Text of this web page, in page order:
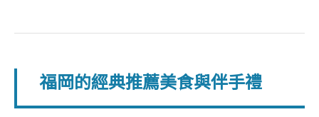
福岡的經典推薦美食與伴手禮